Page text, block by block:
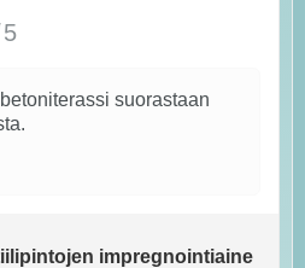
suorastaan
impregnointiaine